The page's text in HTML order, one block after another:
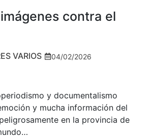
contra el
VARIOS 04/02/2026
y documentalismo
y mucha información del
en la provincia de